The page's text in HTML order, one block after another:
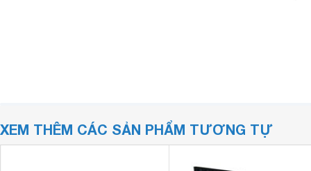
XEM THÊM CÁC SẢN PHẨM TƯƠNG TỰ